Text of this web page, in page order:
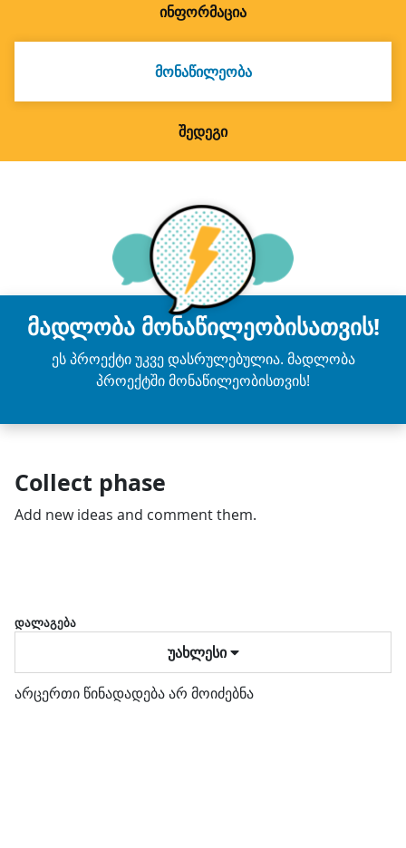
ᲘᲜᲤᲝᲠᲛᲐᲪᲘᲐ
ᲛᲝᲜᲐᲬᲘᲚᲔᲝᲑᲐ
ᲨᲔᲓᲔᲒᲘ
მადლობა მონაწილეობისათვის!
ეს პროექტი უკვე დასრულებულია. მადლობა
პროექტში მონაწილეობისთვის!
Collect phase
Add new ideas and comment them.
დალაგება
უახლესი
არცერთი წინადადება არ მოიძებნა